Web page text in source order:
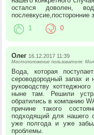
остался доволен,
послевкусие,посторонние
1 0
Олег 16.12.2017 11:39
Местоположение пользователя:
Вода, которая
сероводородный запах
руководству
ныне там. Решили
обратились в компанию
причине такого
подходящий для нашего
уже полгода и уже
проблемы.